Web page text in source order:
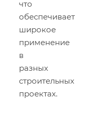
что
обеспечивает
широкое
применение
в
разных
строительных
проектах.